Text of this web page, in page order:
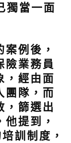
獨當一面
例後，
險業務員
，經由面
團隊，而
，篩選出
提到，
訓制度，